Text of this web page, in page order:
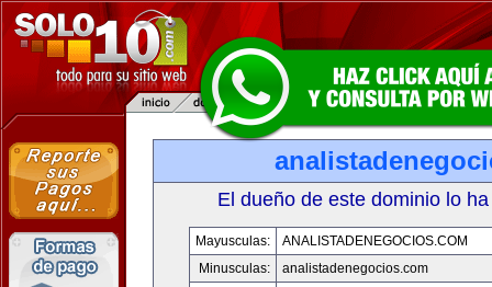
El dueño de este dominio lo
Mayusculas:
ANALISTADENEGOCIOS.COM
Minusculas:
analistadenegocios.com